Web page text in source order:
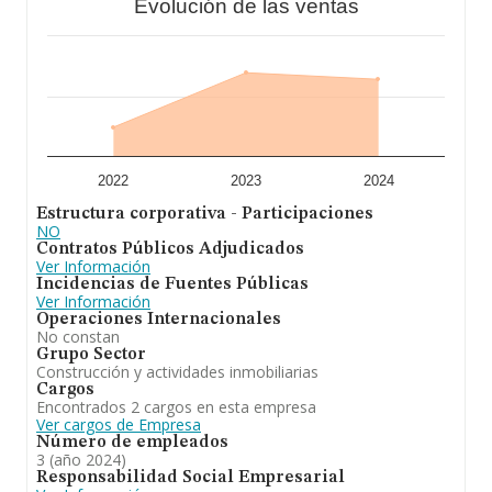
empresa, los empleados de media son 1. La media de
se emplea en promoción y construcción de toda clase
de edificaciones reparación, compra, venta y
arrendamiento de bienes inmuebles. En el ranking de
provincia, ha experimentado un retroceso.
Evolución de las ventas
2022 2023 2024
Estructura corporativa - Participaciones
NO
Contratos Públicos Adjudicados
Ver Información
Incidencias de Fuentes Públicas
Ver Información
Operaciones Internacionales
No constan
Grupo Sector
Construcción y actividades inmobiliarias
Cargos
Encontrados 2 cargos en esta empresa
Ver cargos de Empresa
Número de empleados
3 (año 2024)
Responsabilidad Social Empresarial